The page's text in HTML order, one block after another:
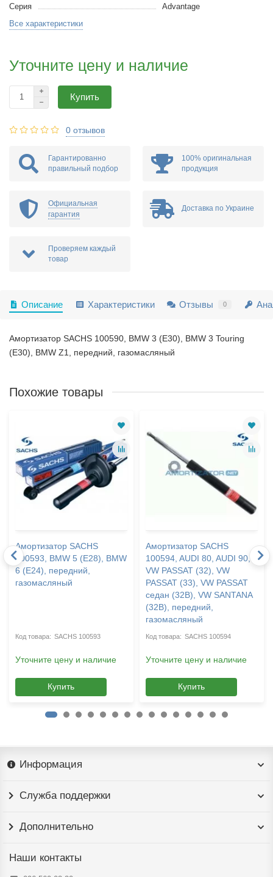
Серия
Advantage
Все характеристики
Уточните цену и наличие
Купить
0 отзывов
Гарантированно
правильный подбор
100% оригинальная
продукция
Официальная
гарантия
Доставка по Украине
Проверяем каждый
товар
Описание Характеристики Отзывы 0
Амортизатор SACHS 100590, BMW 3 (E30), BMW 3 Touring
(E30), BMW Z1, передний, газомасляный
Похожие товары
Амортизатор SACHS
100593, BMW 5 (E28), BMW
6 (E24), передний,
газомасляный
SACHS 100593
Уточните цену и наличие
Купить
Амортизатор SACHS
100594, AUDI 80, AUDI 90,
VW PASSAT (32), VW
PASSAT (33), VW PASSAT
седан (32B), VW SANTANA
(32B), передний,
газомасляный
SACHS 100594
Уточните цену и наличие
Купить
Информация
Служба поддержки
Дополнительно
Наши контакты